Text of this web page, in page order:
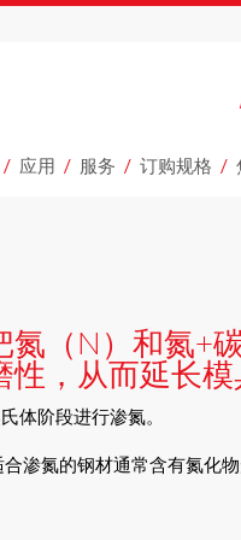
应用 服务 订购规格
（N）和氮+
性，从而延长
体阶段进行渗氮。
渗氮的钢材通常含有氮化物